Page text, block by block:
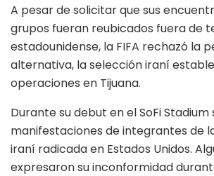
A pesar de solicitar que sus
grupos fueran reubicados fuera de
estadounidense, la FIFA rechazó la
alternativa, la selección iraní
operaciones en Tijuana.
Durante su debut en el SoFi
manifestaciones de integrantes de
iraní radicada en Estados Unidos.
expresaron su inconformidad